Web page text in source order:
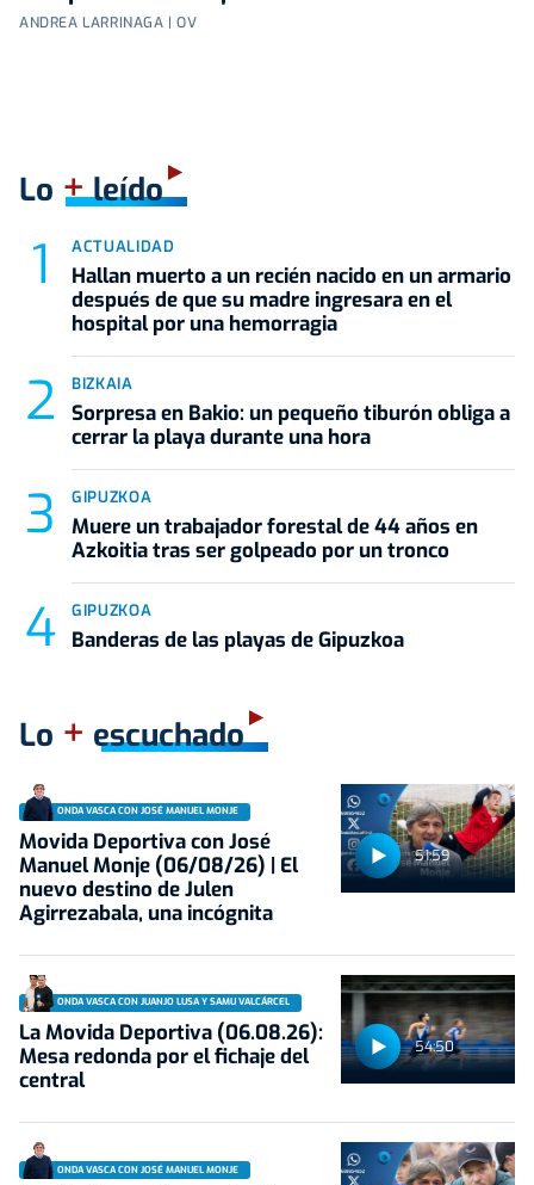
ANDREA LARRINAGA | OV
Lo +leído
ACTUALIDAD
Hallan muerto a un recién nacido en un armario
después de que su madre ingresara en el
hospital por una hemorragia
BIZKAIA
Sorpresa en Bakio: un pequeño tiburón obliga a
cerrar la playa durante una hora
GIPUZKOA
Muere un trabajador forestal de 44 años en
Azkoitia tras ser golpeado por un tronco
GIPUZKOA
Banderas de las playas de Gipuzkoa
Lo + escuchado
51:59
ONDA VASCA CON JOSÉ MANUEL MONJE
Movida Deportiva con José
Manuel Monje (06/08/26) | El
nuevo destino de Julen
Agirrezabala, una incógnita
54:50
ONDA VASCA CON JUANJO LUSA Y SAMU VALCÁRCEL
La Movida Deportiva (06.08.26):
Mesa redonda por el fichaje del
central
ONDA VASCA CON JOSÉ MANUEL MONJE